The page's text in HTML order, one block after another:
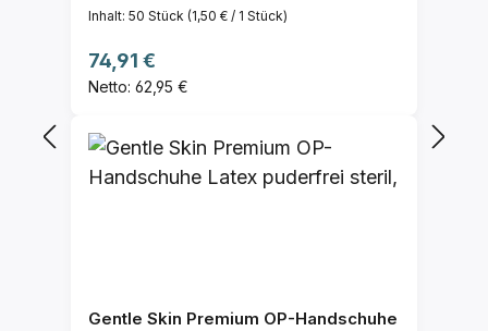
Inhalt: 50 Stück (1,50 € / 1 Stück)
Regulärer Preis:
74,91 €
Netto: 62,95 €
Gentle Skin Premium OP-Handschuhe